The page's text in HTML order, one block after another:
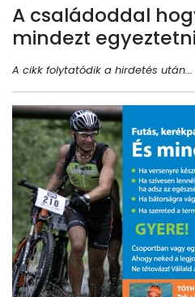
A családoddal
mindezt
A cikk folytatódik a hirdetés után...